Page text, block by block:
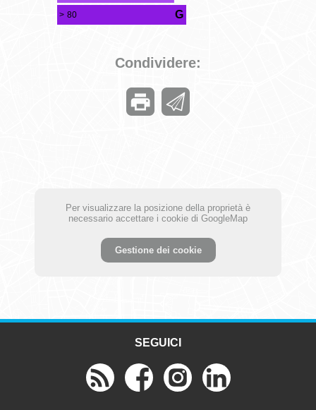
> 80 G
Condividere:
Per visualizzare la posizione della proprietà è
necessario accettare i cookie di GoogleMap
Gestione dei cookie
SEGUICI